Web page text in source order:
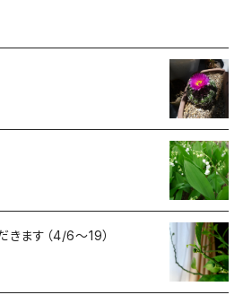
ます（4/6〜19）